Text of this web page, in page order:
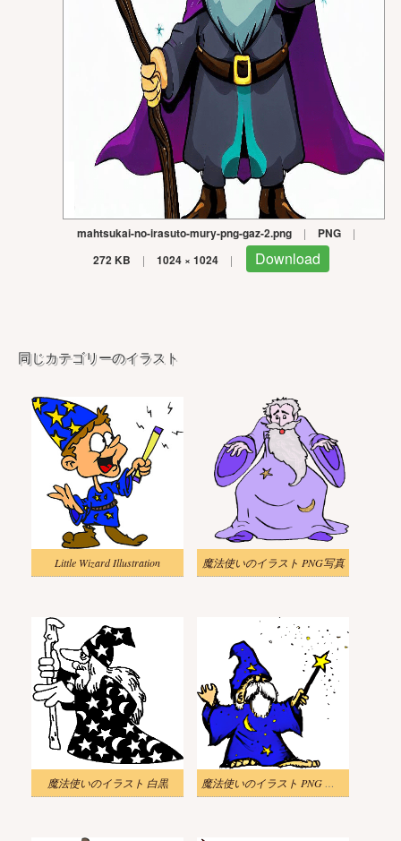
mahtsukai-no-irasuto-mury-png-gaz-2.png | PNG |
272 KB | 1024 × 1024 | Download
同じカテゴリーのイラスト
Little Wizard Illustration 魔法使いのイラスト PNG写真
魔法使いのイラスト 白黒 魔法使いのイラスト PNG 画像 3